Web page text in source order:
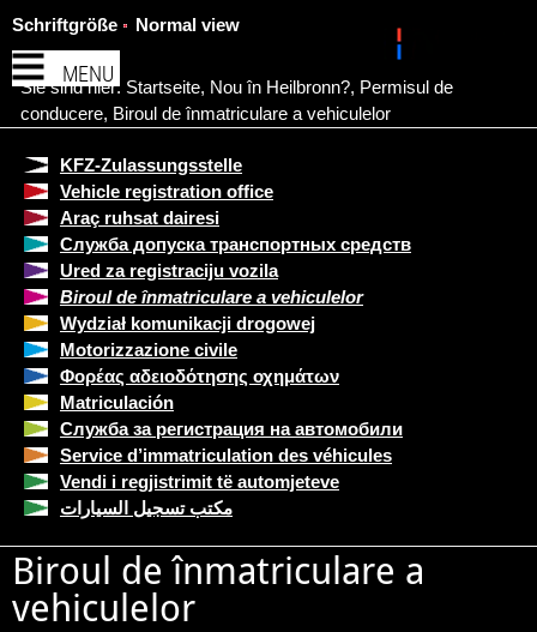
MENU
Schriftgröße Normal view
Sie sind hier: Startseite, Nou în Heilbronn?, Permisul de
conducere, Biroul de înmatriculare a vehiculelor
KFZ-Zulassungsstelle
Vehicle registration office
Araç ruhsat dairesi
Служба допуска транспортных средств
Ured za registraciju vozila
Biroul de înmatriculare a vehiculelor
Wydział komunikacji drogowej
Motorizzazione civile
Φορέας αδειοδότησης οχημάτων
Matriculación
Служба за регистрация на автомобили
Service d’immatriculation des véhicules
Vendi i regjistrimit të automjeteve
مكتب تسجيل السيارات
Biroul de înmatriculare a
vehiculelor